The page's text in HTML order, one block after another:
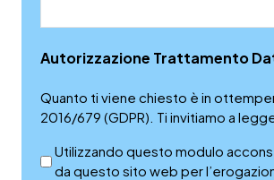
Autorizzazione Trattamento
Quanto ti viene chiesto è in
2016/679 (GDPR). Ti invitiamo a
Utilizzando questo modulo
da questo sito web per